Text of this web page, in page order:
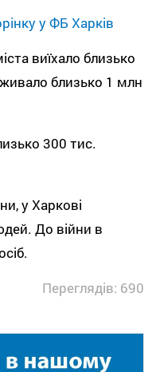
у ФБ Харків
виїхало близько
близько 1 млн
300 тис.
у Харкові
До війни в
Переглядів: 690